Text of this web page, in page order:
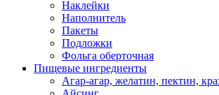
Наклейки
Наполнитель
Пакеты
Подложки
Фольга оберточная
Пищевые ингредиенты
Агар-агар, желатин, пектин,